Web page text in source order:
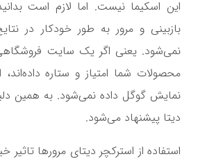
این اسکیما نیست. اما لازم است
بازبینی و مرور به طور خودکار در
نمی‌شود. یعنی اگر یک سایت فروشگاهی
محصولات شما امتیاز و ستاره داده‌اند،
نمایش گوگل داده نمی‌شود. به همین
دیتا پیشنهاد می‌شود.
استفاده از استرکچر دیتای مرورها